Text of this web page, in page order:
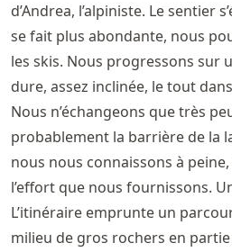
d’Andrea, l’alpiniste. Le sentier
se fait plus abondante, nous
les skis. Nous progressons sur
dure, assez inclinée, le tout
Nous n’échangeons que très
probablement la barrière de la
nous nous connaissons à
l’effort que nous fournissons.
L’itinéraire emprunte un
milieu de gros rochers en